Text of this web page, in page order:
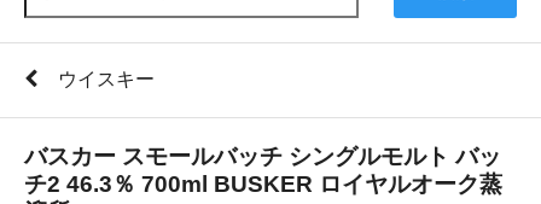
ウイスキー
バスカー スモールバッチ シングルモルト バッ
チ2 46.3％ 700ml BUSKER ロイヤルオーク蒸